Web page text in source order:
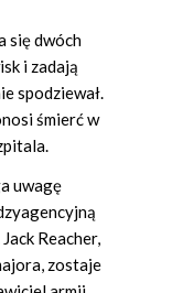
się dwóch
i zadają
spodziewał.
śmierć w
uwagę
Reacher,
zostaje